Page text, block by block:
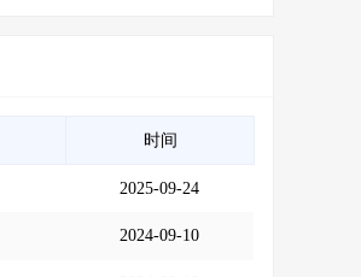
时间
2025-09-24
2024-09-10